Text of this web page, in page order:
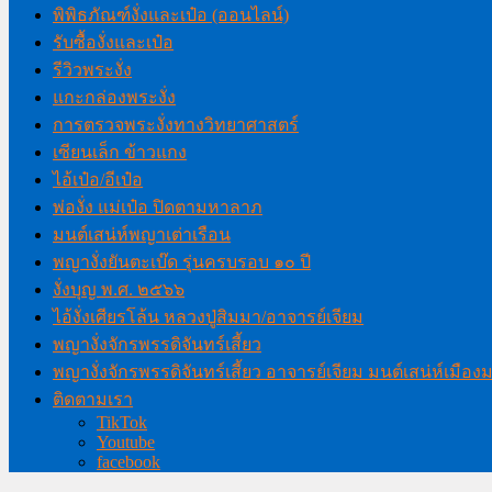
พิพิธภัณฑ์งั่งและเป๋อ (ออนไลน์)
รับซื้องั่งและเป๋อ
รีวิวพระงั่ง
แกะกล่องพระงั่ง
การตรวจพระงั่งทางวิทยาศาสตร์
เซียนเล็ก ข้าวแกง
ไอ้เป๋อ/อีเป๋อ
พ่องั่ง แม่เป๋อ ปิดตามหาลาภ
มนต์เสน่ห์พญาเต่าเรือน
พญางั่งยันตะเบ๊ด รุ่นครบรอบ ๑๐ ปี
งั่งบุญ พ.ศ. ๒๕๖๖
ไอ้งั่งเศียรโล้น หลวงปู่สิมมา/อาจารย์เจียม
พญางั่งจักรพรรดิจันทร์เสี้ยว
พญางั่งจักรพรรดิจันทร์เสี้ยว อาจารย์เจียม มนต์เสน่ห์เมือง
ติดตามเรา
TikTok
Youtube
facebook